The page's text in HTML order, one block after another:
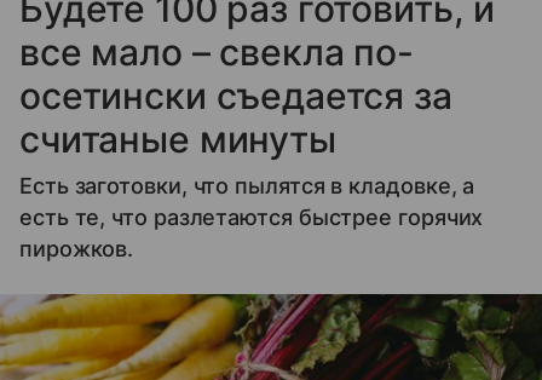
Будете 100 раз готовить, и
все мало – свекла по-
осетински съедается за
считаные минуты
Есть заготовки, что пылятся в кладовке, а
есть те, что разлетаются быстрее горячих
пирожков.